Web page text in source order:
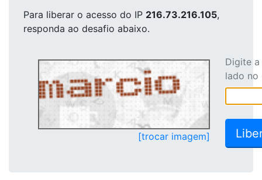
Para liberar o acesso do IP 216.73.216.105,
responda ao desafio abaixo.
[trocar imagem]
Digite
lado no